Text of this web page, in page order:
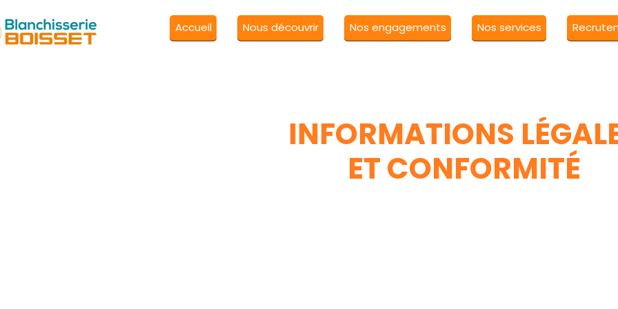
Accueil Nous découvrir Nos engagements Nos services
INFORMATIONS
ET CONFORMITÉ